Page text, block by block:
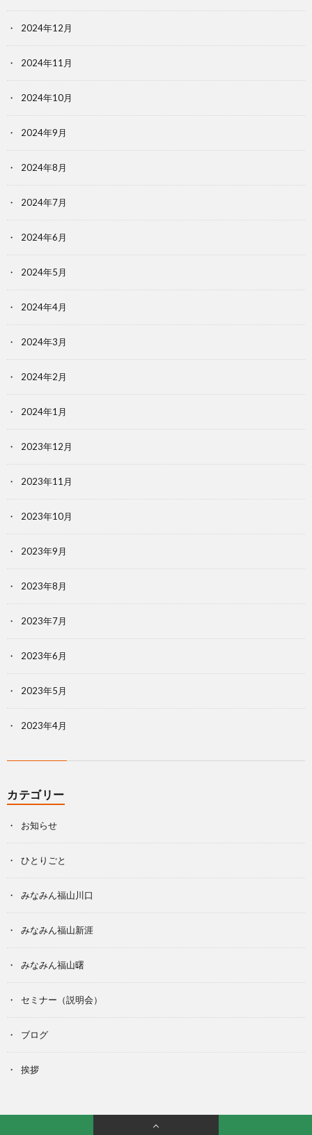
2024年12月
2024年11月
2024年10月
2024年9月
2024年8月
2024年7月
2024年6月
2024年5月
2024年4月
2024年3月
2024年2月
2024年1月
2023年12月
2023年11月
2023年10月
2023年9月
2023年8月
2023年7月
2023年6月
2023年5月
2023年4月
カテゴリー
お知らせ
ひとりごと
みなみん福山川口
みなみん福山新涯
みなみん福山曙
セミナー（説明会）
ブログ
挨拶